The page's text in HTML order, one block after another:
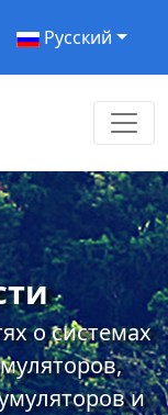
Pусский
о системах
и